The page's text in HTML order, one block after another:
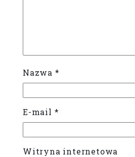
Nazwa *
E-mail *
Witryna internetowa